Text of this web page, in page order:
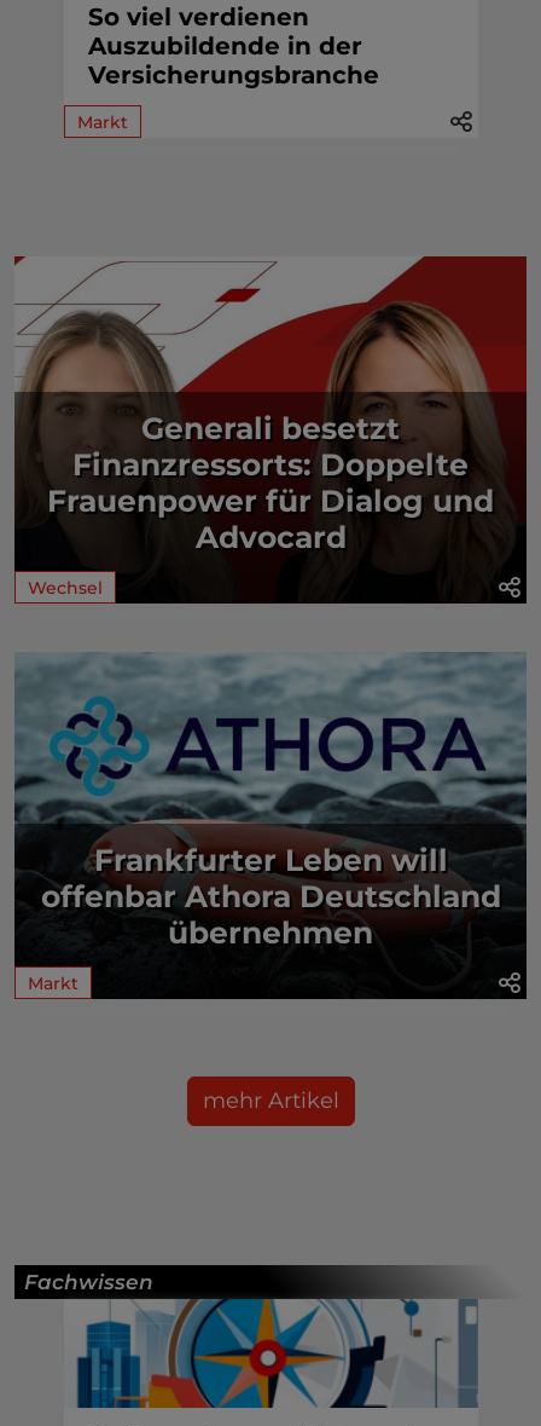
So viel verdienen
Auszubildende in der
Versicherungsbranche
Markt
Generali besetzt
Finanzressorts: Doppelte
Frauenpower für Dialog und
Advocard
Wechsel
Frankfurter Leben will
offenbar Athora Deutschland
übernehmen
Markt
mehr Artikel
Fachwissen